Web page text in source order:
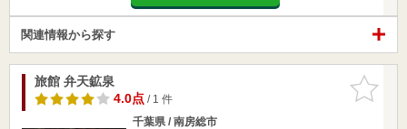
関連情報から探す
お気に入
りに追加
旅館 弁天鉱泉
4.0点/ 1 件
千葉県 / 南房総市